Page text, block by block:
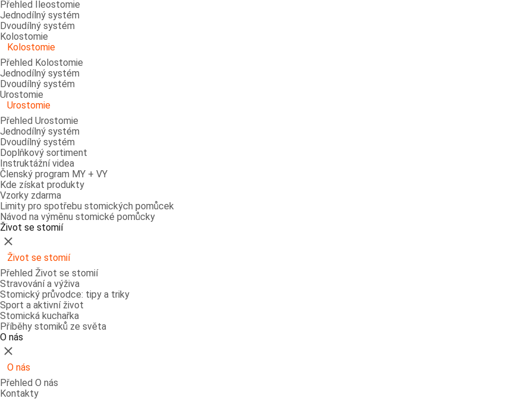
Přehled Ileostomie
Jednodílný systém
Dvoudílný systém
Kolostomie
Kolostomie
Přehled Kolostomie
Jednodílný systém
Dvoudílný systém
Urostomie
Urostomie
Přehled Urostomie
Jednodílný systém
Dvoudílný systém
Doplňkový sortiment
Instruktážní videa
Členský program MY + VY
Kde získat produkty
Vzorky zdarma
Limity pro spotřebu stomických pomůcek
Návod na výměnu stomické pomůcky
Život se stomií
Zavřít
Život se stomií
Přehled Život se stomií
Stravování a výživa
Stomický průvodce: tipy a triky
Sport a aktivní život
Stomická kuchařka
Příběhy stomiků ze světa
O nás
Zavřít
O nás
Přehled O nás
Kontakty